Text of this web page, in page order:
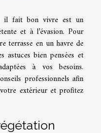
il fait bon vivre est un
et à l’évasion. Pour
terrasse en un havre de
astuces bien pensées et
à vos besoins.
professionnels afin
extérieur et profitez